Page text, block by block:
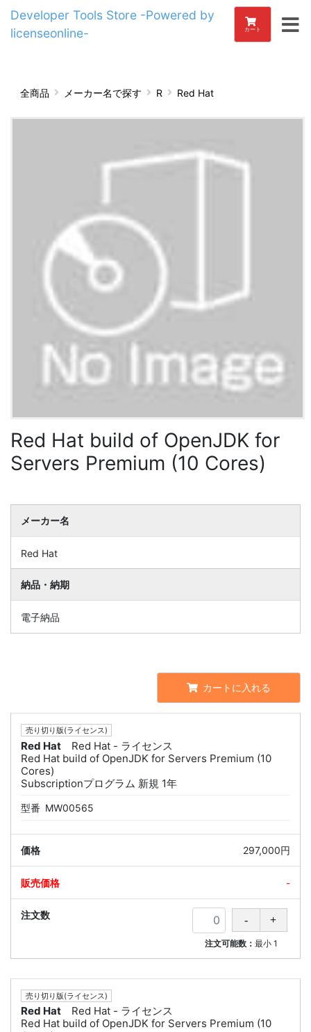
Developer Tools Store -Powered by
licenseonline-
カート
全商品 メーカー名で探す R Red Hat
Red Hat build of OpenJDK for
Servers Premium (10 Cores)
メーカー名
Red Hat
納品・納期
電子納品
カートに入れる
売り切り版(ライセンス)
Red Hat
Red Hat - ライセンス
Red Hat build of OpenJDK for Servers Premium (10
Cores)
Subscriptionプログラム 新規 1年
型番 MW00565
297,000円
-
注文可能数：最小 1
売り切り版(ライセンス)
Red Hat
Red Hat - ライセンス
Red Hat build of OpenJDK for Servers Premium (10